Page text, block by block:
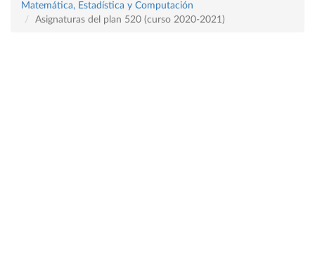
Matemática, Estadística y Computación
Asignaturas del plan 520 (curso 2020-2021)